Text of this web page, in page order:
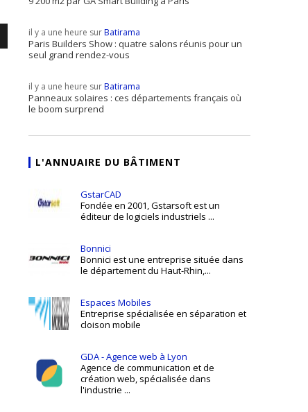
il y a une heure surBatirama
Paris Builders Show : quatre salons réunis pour un
seul grand rendez-vous
il y a une heure surBatirama
Panneaux solaires : ces départements français où
le boom surprend
L'ANNUAIRE DU BÂTIMENT
GstarCAD
Fondée en 2001, Gstarsoft est un
éditeur de logiciels industriels ...
Bonnici
Bonnici est une entreprise située dans
le département du Haut-Rhin,...
Espaces Mobiles
Entreprise spécialisée en séparation et
cloison mobile
GDA - Agence web à Lyon
Agence de communication et de
création web, spécialisée dans
l'industrie ...